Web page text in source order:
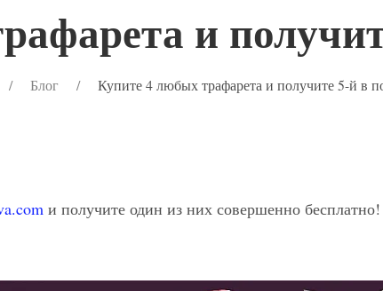
и
Блог Купите 4 любых трафарета и получите 5-й в
и получите один из них совершенно бесплатно!